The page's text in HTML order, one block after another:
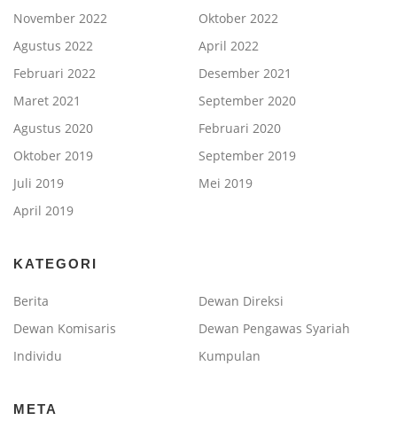
November 2022
Oktober 2022
Agustus 2022
April 2022
Februari 2022
Desember 2021
Maret 2021
September 2020
Agustus 2020
Februari 2020
Oktober 2019
September 2019
Juli 2019
Mei 2019
April 2019
KATEGORI
Berita
Dewan Direksi
Dewan Komisaris
Dewan Pengawas Syariah
Individu
Kumpulan
META